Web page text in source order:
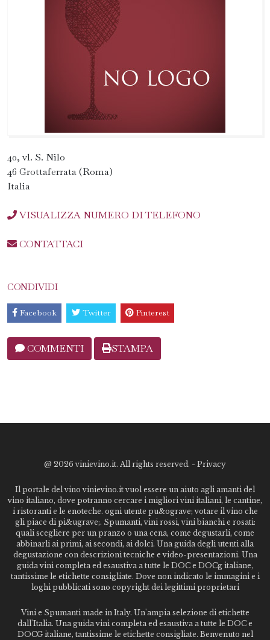
40, vl. S. Nilo
46 Grottaferrata (Roma)
Italia
VISUALIZZA NUMERO DI TELEFONO
CONTATTACI
CONDIVIDI
Facebook Twitter Pinterest
COMMENTI STAMPA
@ 2026 vinievino.it. All rights reserved. - Privacy
Il portale del vino vinievino.it vuol essere un aiuto agli amanti del
vino italiano, dove potranno cercare i migliori vini italiani, le cantine,
i ristoranti e le enoteche. ogni utente pu&ograve; votare il vino che
gli piace di pi&ugrave;. Spumanti, vini rossi, vini bianchi e rosati:
quali scegliere per un pranzo o una cena, come degustarli, come
abbinarli ai primi, ai secondi, ai dolci. Una guida degli utenti alla
degustazione con descrizioni tecniche e video-presentazioni. Una
guida vini completa ed esaustiva a tutte le DOC e DOCg italiane,
tantissime le etichette consigliate. Dove non indicato le immagini e i
loghi pubblicati sono copyright dei legittimi proprietari
Vini e Spumanti made in Italy. Un'ampia selezione di etichette
dall'Italia. Una guida vini completa ed esaustiva a tutte le DOC e
DOCG italiane, tantissime le etichette consigliate. Benvenuto nel